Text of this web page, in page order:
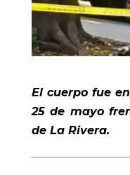
El cuerpo fue
25 de mayo
de La Rivera.